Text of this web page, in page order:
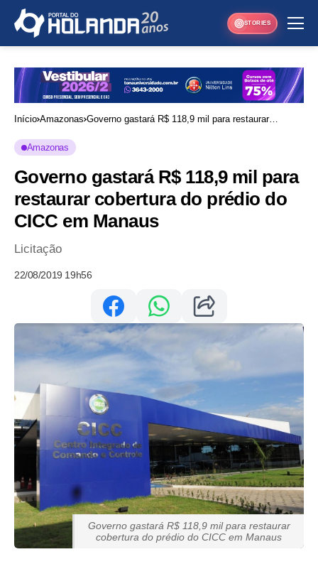
STORIES
Início Amazonas Governo gastará R$ 118,9 mil para restaurar
Amazonas
Governo gastará R$ 118,9 mil para
restaurar cobertura do prédio do
CICC em Manaus
Licitação
22/08/2019 19h56
Governo gastará R$ 118,9 mil para restaurar
cobertura do prédio do CICC em Manaus